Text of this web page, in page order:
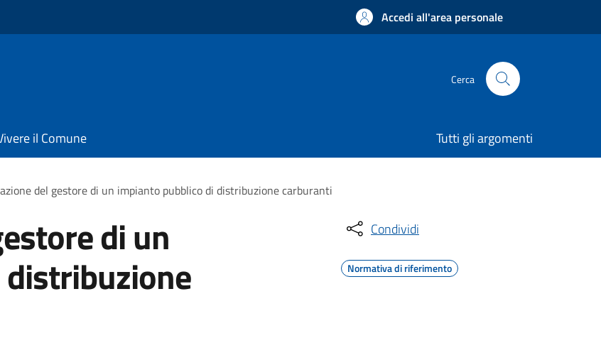
Accedi all'area personale
Cerca
il Comune Tutti gli argomenti
del gestore di un impianto pubblico di distribuzione carburanti
di un Condividi
Normativa di riferimento